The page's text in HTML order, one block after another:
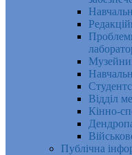
Відділ
Кінно-
Публічна